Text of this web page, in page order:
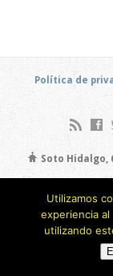
Política de
Soto Hidalgo,
Utilizamos
experiencia
utilizando